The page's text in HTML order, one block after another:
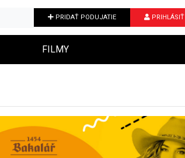
PRIDAŤ PODUJATIE PRIHLÁSIŤ
FILMY